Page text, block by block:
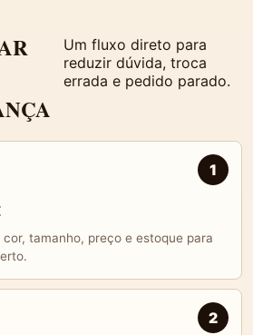
Um fluxo direto para
reduzir dúvida, troca
errada e pedido parado.
1
tamanho, preço e estoque para
2